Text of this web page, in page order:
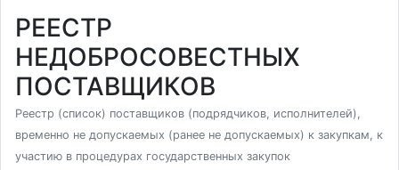
РЕЕСТР
НЕДОБРОСОВЕСТНЫХ
ПОСТАВЩИКОВ
Реестр (список) поставщиков (подрядчиков, исполнителей),
временно не допускаемых (ранее не допускаемых) к закупкам, к
участию в процедурах государственных закупок